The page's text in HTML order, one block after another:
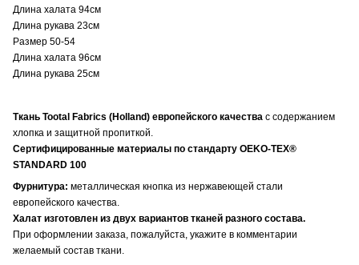
Длина халата 94см
Длина рукава 23см
Размер 50-54
Длина халата 96см
Длина рукава 25см
Ткань Tootal Fabrics (Holland) европейского качества с содержанием
хлопка и защитной пропиткой.
Сертифицированные материалы по стандарту OEKO-TEX®
STANDARD 100
Фурнитура: металлическая кнопка из нержавеющей стали
европейского качества.
Халат изготовлен из двух вариантов тканей разного состава.
При оформлении заказа, пожалуйста, укажите в комментарии
желаемый состав ткани.